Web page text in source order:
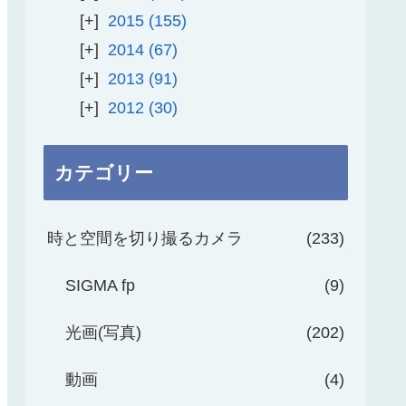
2015 155
2014 67
2013 91
2012
30
カテゴリー
時と空間を切り撮るカメラ 233
SIGMA fp 9
光画(写真) 202
動画 4